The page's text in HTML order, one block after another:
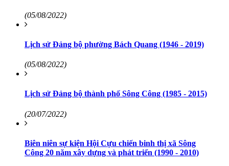
(05/08/2022)
Lịch sử Đảng bộ phường Bách Quang (1946 - 2019)
(05/08/2022)
Lịch sử Đảng bộ thành phố Sông Công (1985 - 2015)
(20/07/2022)
Biên niên sự kiện Hội Cựu chiến binh thị xã Sông
Công 20 năm xây dựng và phát triển (1990 - 2010)